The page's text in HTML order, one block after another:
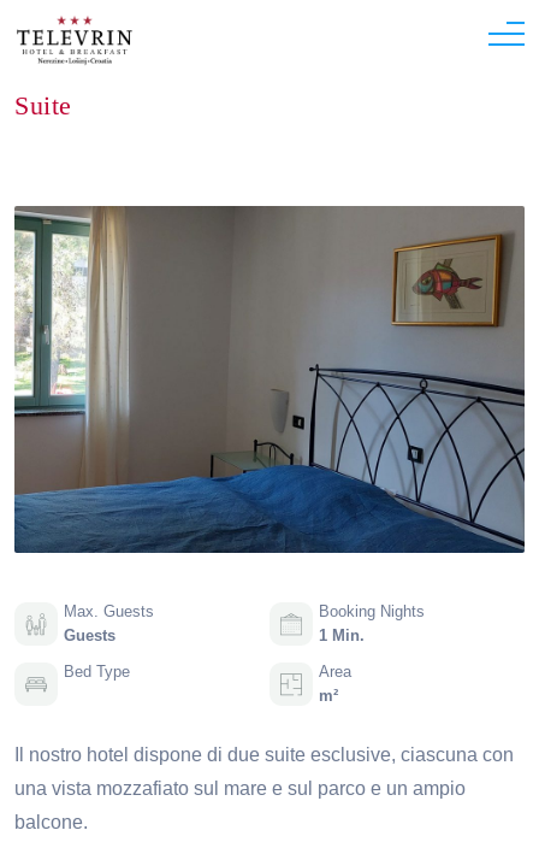
Suite
Max. Guests
Guests
Booking Nights
1 Min.
Bed Type
Area
m²
Il nostro hotel dispone di due suite esclusive, ciascuna con
una vista mozzafiato sul mare e sul parco e un ampio
balcone.